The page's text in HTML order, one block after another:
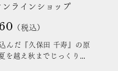
ンラインショップ
（税込）
んだ『久保田 千寿』の原
を越え秋までじっくり熟